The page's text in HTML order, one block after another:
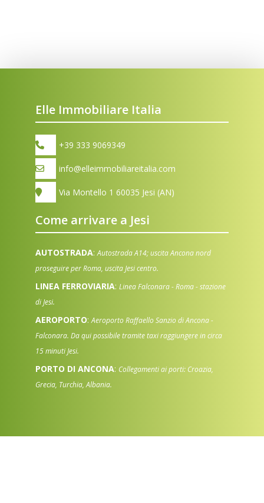
Elle Immobiliare Italia
+39 333 9069349
info@elleimmobiliareitalia.com
Via Montello 1 60035 Jesi (AN)
Come arrivare a Jesi
AUTOSTRADA: Autostrada A14; uscita Ancona nord
proseguire per Roma, uscita Jesi centro.
LINEA FERROVIARIA: Linea Falconara - Roma - stazione
di Jesi.
AEROPORTO: Aeroporto Raffaello Sanzio di Ancona -
Falconara. Da qui possibile tramite taxi raggiungere in circa
15 minuti Jesi.
PORTO DI ANCONA: Collegamenti ai porti: Croazia,
Grecia, Turchia, Albania.